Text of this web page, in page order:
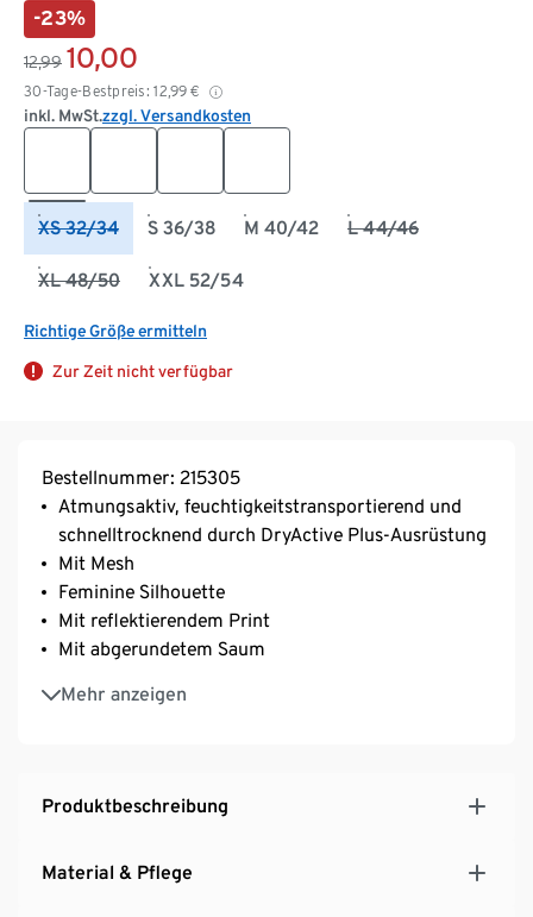
-23%
12,99 10,00
30-Tage-Bestpreis: 12,99 €
inkl. MwSt.zzgl. Versandkosten
XS 32/34 S 36/38 M 40/42 L 44/46
XL 48/50 XXL 52/54
Richtige Größe ermitteln
Zur Zeit nicht verfügbar
Bestellnummer: 215305
Atmungsaktiv, feuchtigkeitstransportierend und
schnelltrocknend durch DryActive Plus-Ausrüstung
Mit Mesh
Feminine Silhouette
Mit reflektierendem Print
Mit abgerundetem Saum
Mehr anzeigen
Aus recyceltem Material
Dieses Sportshirt schont Ressourcen.
Produktbeschreibung
Material & Pflege